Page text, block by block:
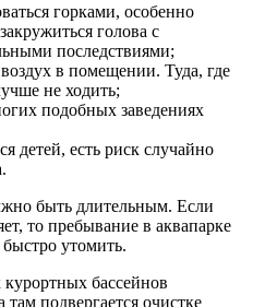
горками, особенно
голова с
последствиями;
в помещении. Туда, где
не ходить;
подобных заведениях
детей, есть риск случайно
быть длительным. Если
то пребывание в аквапарке
утомить.
бассейнов
подвергается очистке